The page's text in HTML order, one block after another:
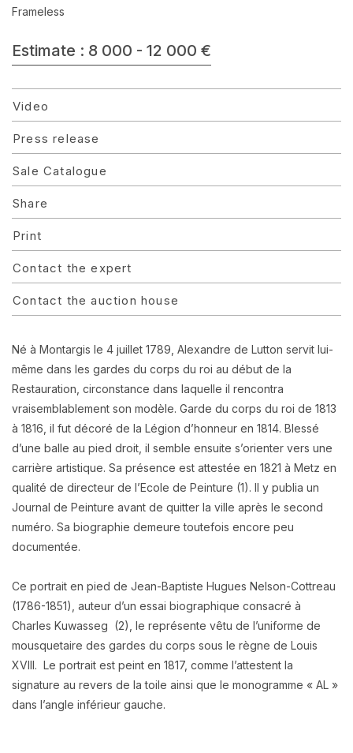
Frameless
Estimate : 8 000 - 12 000 €
Video
Press release
Sale Catalogue
Share
Print
Contact the expert
Contact the auction house
Né à Montargis le 4 juillet 1789, Alexandre de Lutton servit lui-
même dans les gardes du corps du roi au début de la
Restauration, circonstance dans laquelle il rencontra
vraisemblablement son modèle. Garde du corps du roi de 1813
à 1816, il fut décoré de la Légion d’honneur en 1814. Blessé
d’une balle au pied droit, il semble ensuite s’orienter vers une
carrière artistique. Sa présence est attestée en 1821 à Metz en
qualité de directeur de l’Ecole de Peinture (1). Il y publia un
Journal de Peinture avant de quitter la ville après le second
numéro. Sa biographie demeure toutefois encore peu
documentée.
Ce portrait en pied de Jean-Baptiste Hugues Nelson-Cottreau
(1786-1851), auteur d’un essai biographique consacré à
Charles Kuwasseg (2), le représente vêtu de l’uniforme de
mousquetaire des gardes du corps sous le règne de Louis
XVIII. Le portrait est peint en 1817, comme l’attestent la
signature au revers de la toile ainsi que le monogramme « AL »
dans l’angle inférieur gauche.